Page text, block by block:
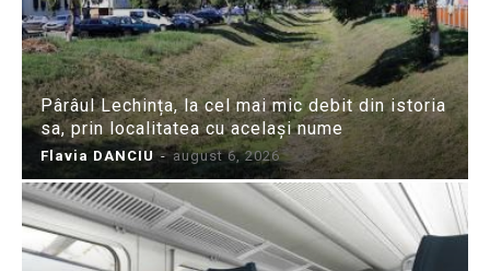
Pârâul Lechința, la cel mai mic debit din istoria
sa, prin localitatea cu același nume
Flavia DANCIU - august 6, 2026